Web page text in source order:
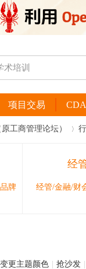
项目交易
工商管理论坛）
牌
经
经管/金融/财
变更主题颜色 抢沙发